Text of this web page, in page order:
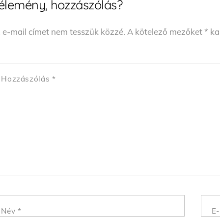
hozzászólás?
e-mail címet nem tesszük közzé. A kötelező mezőket*
Hozzászólás *
Név *